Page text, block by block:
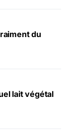
du
lait végétal